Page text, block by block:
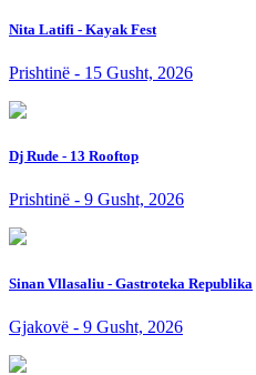
Nita Latifi - Kayak Fest
Prishtinë - 15 Gusht, 2026
Dj Rude - 13 Rooftop
Prishtinë - 9 Gusht, 2026
Sinan Vllasaliu - Gastroteka Republika
Gjakovë - 9 Gusht, 2026